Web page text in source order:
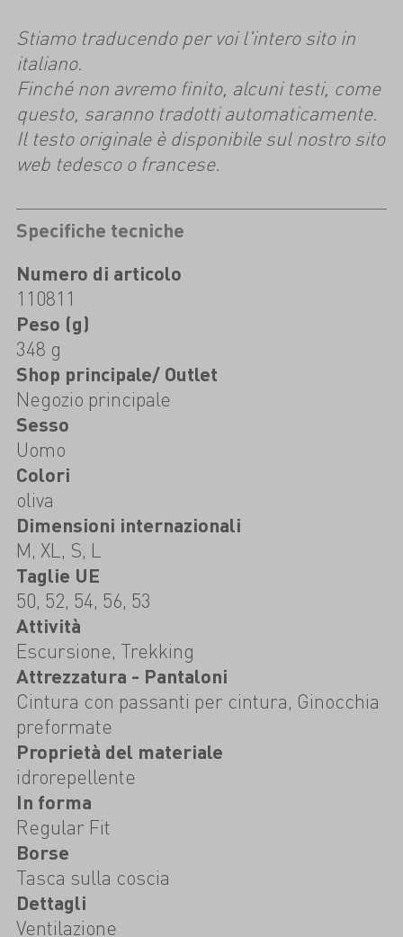
Stiamo traducendo per voi l'intero sito in
italiano.
Finché non avremo finito, alcuni testi, come
questo, saranno tradotti automaticamente.
Il testo originale è disponibile sul nostro sito
web tedesco o francese.
Specifiche tecniche
Numero di articolo
110811
Peso (g)
348 g
Shop principale/ Outlet
Negozio principale
Sesso
Uomo
Colori
oliva
Dimensioni internazionali
M, XL, S, L
Taglie UE
50, 52, 54, 56, 53
Attività
Escursione, Trekking
Attrezzatura - Pantaloni
Cintura con passanti per cintura, Ginocchia
preformate
Proprietà del materiale
idrorepellente
In forma
Regular Fit
Borse
Tasca sulla coscia
Dettagli
Ventilazione